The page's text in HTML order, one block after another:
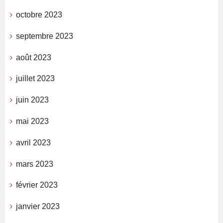
octobre 2023
septembre 2023
août 2023
juillet 2023
juin 2023
mai 2023
avril 2023
mars 2023
février 2023
janvier 2023